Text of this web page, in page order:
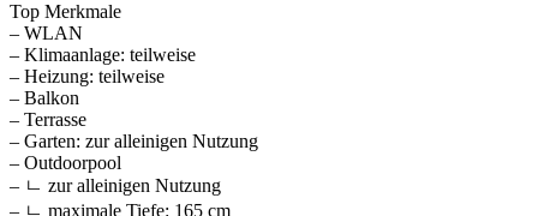
Top Merkmale
– WLAN
– Klimaanlage: teilweise
– Heizung: teilweise
– Balkon
– Terrasse
– Garten: zur alleinigen Nutzung
– Outdoorpool
– ㄴ zur alleinigen Nutzung
– ㄴ maximale Tiefe: 165 cm